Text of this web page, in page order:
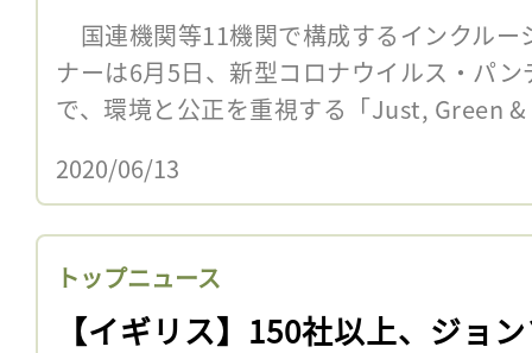
国連機関等11機関で構成するインクルー
ナーは6月5日、新型コロナウイルス・パ
で、環境と公正を重視する「Just, Green
2020/06/13
トップニュース
【イギリス】150社以上、ジョ